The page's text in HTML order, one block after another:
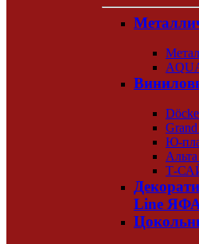
Döcke
Ю-
Т-
Line